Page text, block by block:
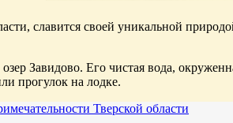
славится своей уникальной
Завидово. Его чистая вода,
прогулок на лодке.
Тверской области